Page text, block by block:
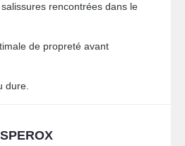
rencontrées dans le
de propreté avant
dure.